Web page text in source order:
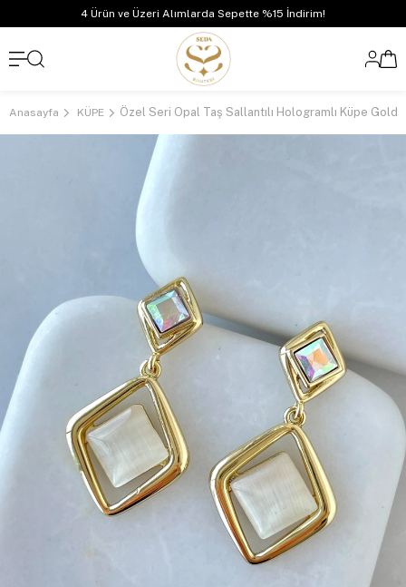
4 Ürün ve Üzeri Alımlarda Sepette %15 İndirim!
Anasayfa KÜPE Özel Seri Opal Taş Sallantılı Hologramlı Küpe Gold